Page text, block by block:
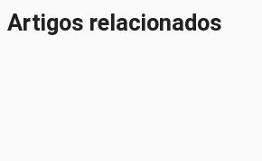
Artigos relacionados